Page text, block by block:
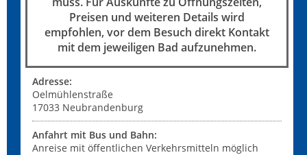
Preisen und weiteren Details wird
empfohlen, vor dem Besuch direkt Kontakt
mit dem jeweiligen Bad aufzunehmen.
Adresse:
Oelmühlenstraße
17033 Neubrandenburg
Anfahrt mit Bus und Bahn:
Anreise mit öffentlichen Verkehrsmitteln möglich